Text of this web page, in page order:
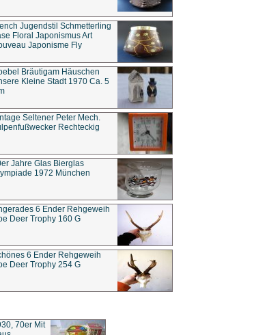
Jugendstil Schmetterling
Floral Japonismus Art
Japonisme Fly
Bräutigam Häuschen
Kleine Stadt 1970 Ca. 5
Seltener Peter Mech.
Rechteckig
Jahre Glas Bierglas
1972 München
6 Ender Rehgeweih
Deer Trophy 160 G
6 Ender Rehgeweih
Deer Trophy 254 G
70er Mit